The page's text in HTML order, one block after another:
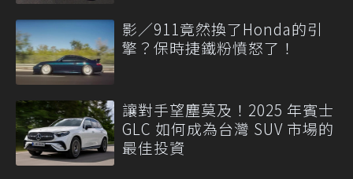
影／911竟然換了Honda的引
擎？保時捷鐵粉憤怒了！
讓對手望塵莫及！2025 年賓士
GLC 如何成為台灣 SUV 市場的
最佳投資